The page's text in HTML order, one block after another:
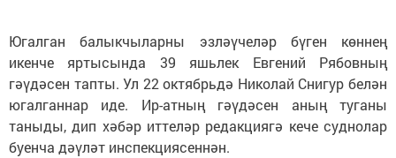
Югалган балыкчыларны эзләүчеләр бүген көннең
икенче яртысында 39 яшьлек Евгений Рябовның
гәүдәсен тапты. Ул 22 октябрьдә Николай Снигур белән
югалганнар иде. Ир-атның гәүдәсен аның туганы
таныды, дип хәбәр иттеләр редакциягә кече суднолар
буенча дәүләт инспекциясеннән.